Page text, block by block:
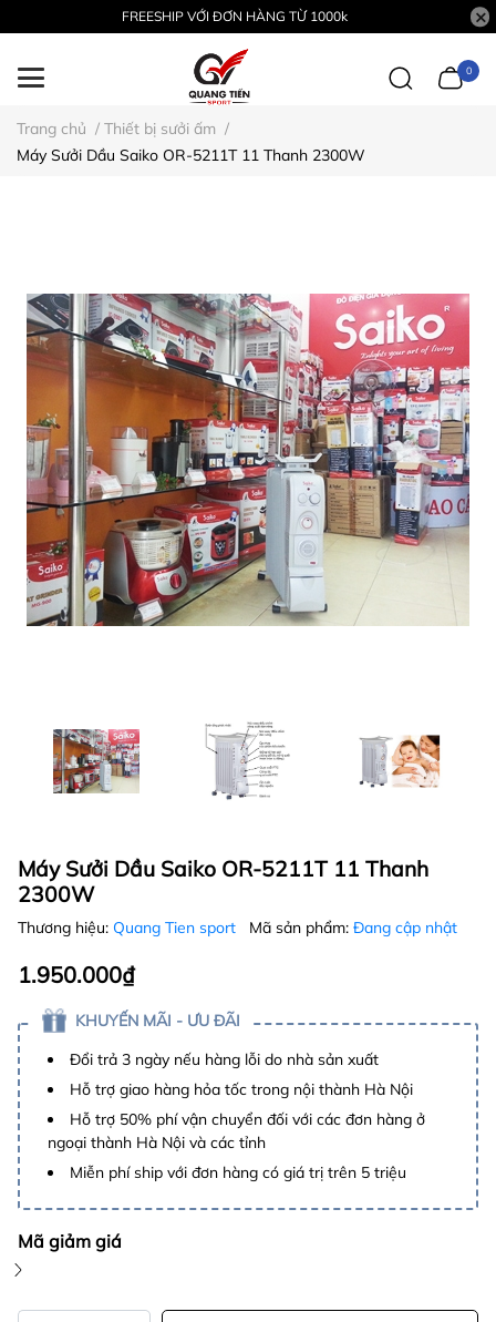
FREESHIP VỚI ĐƠN HÀNG TỪ 1000k
0
Trang chủ / Thiết bị sưởi ấm /
Máy Sưởi Dầu Saiko OR-5211T 11 Thanh 2300W
Máy Sưởi Dầu Saiko OR-5211T 11 Thanh
2300W
Thương hiệu: Quang Tien sport Mã sản phẩm: Đang cập nhật
1.950.000₫
KHUYẾN MÃI - ƯU ĐÃI
Đổi trả 3 ngày nếu hàng lỗi do nhà sản xuất
Hỗ trợ giao hàng hỏa tốc trong nội thành Hà Nội
Hỗ trợ 50% phí vận chuyển đối với các đơn hàng ở
ngoại thành Hà Nội và các tỉnh
Miễn phí ship với đơn hàng có giá trị trên 5 triệu
Mã giảm giá